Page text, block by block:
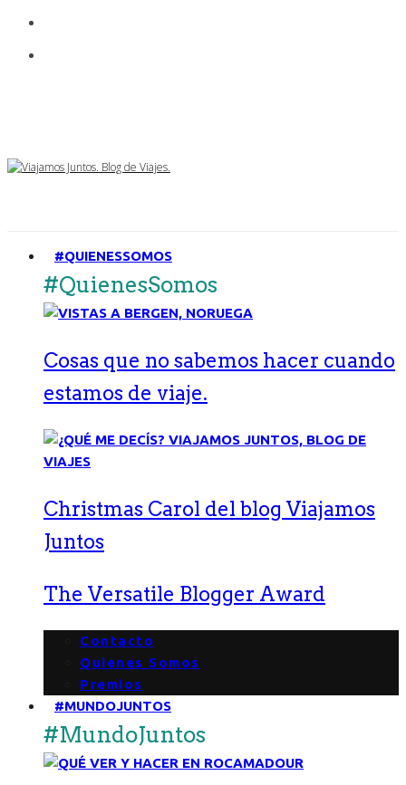
#QUIENESSOMOS
#QuienesSomos
Cosas que no sabemos hacer cuando
estamos de viaje.
Christmas Carol del blog Viajamos
Juntos
The Versatile Blogger Award
Contacto
Quienes Somos
Premios
#MUNDOJUNTOS
#MundoJuntos